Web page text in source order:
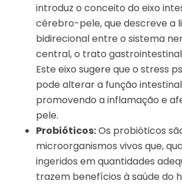
introduz o conceito do eixo
cérebro-pele, que descreve a
bidirecional entre o sistema
central, o trato gastrointestinal
Este eixo sugere que o stress
pode alterar a função
promovendo a inflamação e
pele.
Probióticos:Os probióticos
microorganismos vivos que,
ingeridos em quantidades
trazem benefícios à saúde do